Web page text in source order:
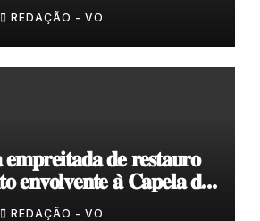
REDAÇÃO - VO
𝐝𝐞 𝐫𝐞𝐬𝐭𝐚𝐮𝐫𝐨
𝐞𝐧𝐯𝐨𝐥𝐯𝐞𝐧𝐭𝐞 𝐚̀ 𝐂𝐚𝐩𝐞𝐥𝐚 𝐝𝐞
REDAÇÃO - VO